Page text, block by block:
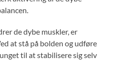
de dybe muskler, er
at stå på bolden og udføre
til at stabilisere sig selv